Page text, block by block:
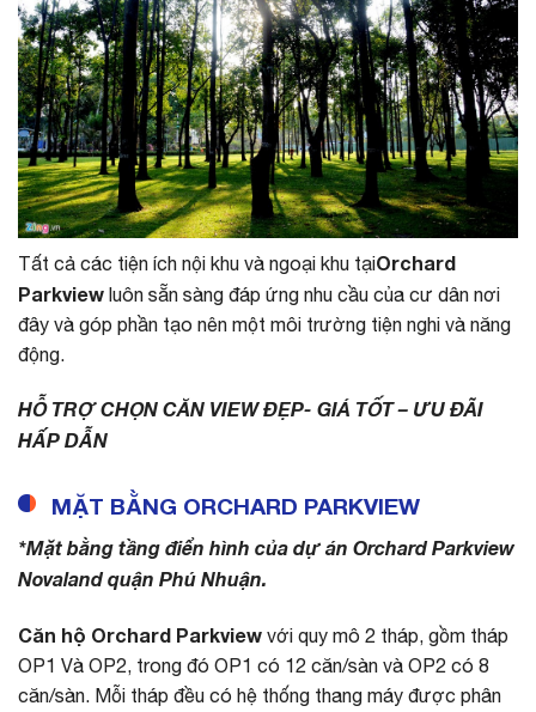
Tất cả các tiện ích nội khu và ngoại khu tạiOrchard
Parkview luôn sẵn sàng đáp ứng nhu cầu của cư dân nơi
đây và góp phần tạo nên một môi trường tiện nghi và năng
động.
HỖ TRỢ CHỌN CĂN VIEW ĐẸP- GIÁ TỐT – ƯU ĐÃI
HẤP DẪN
MẶT BẰNG ORCHARD PARKVIEW
*Mặt bằng tầng điển hình của dự án Orchard Parkview
Novaland quận Phú Nhuận.
Căn hộ Orchard Parkview với quy mô 2 tháp, gồm tháp
OP1 Và OP2, trong đó OP1 có 12 căn/sàn và OP2 có 8
căn/sàn. Mỗi tháp đều có hệ thống thang máy được phân